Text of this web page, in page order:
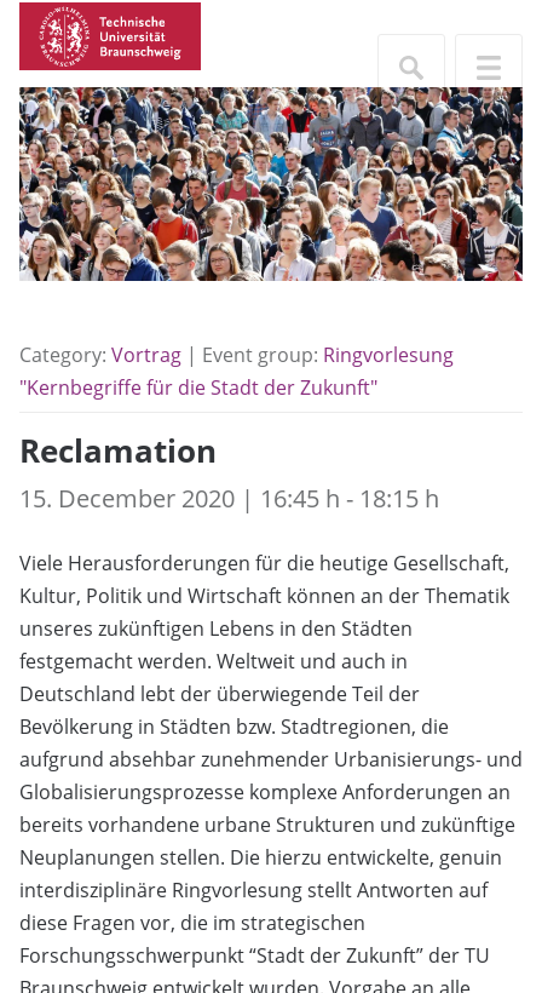
Category: Vortrag | Event group: Ringvorlesung
"Kernbegriffe für die Stadt der Zukunft"
Reclamation
15. December 2020 | 16:45 h - 18:15 h
Viele Herausforderungen für die heutige Gesellschaft,
Kultur, Politik und Wirtschaft können an der Thematik
unseres zukünftigen Lebens in den Städten
festgemacht werden. Weltweit und auch in
Deutschland lebt der überwiegende Teil der
Bevölkerung in Städten bzw. Stadtregionen, die
aufgrund absehbar zunehmender Urbanisierungs- und
Globalisierungsprozesse komplexe Anforderungen an
bereits vorhandene urbane Strukturen und zukünftige
Neuplanungen stellen. Die hierzu entwickelte, genuin
interdisziplinäre Ringvorlesung stellt Antworten auf
diese Fragen vor, die im strategischen
Forschungsschwerpunkt “Stadt der Zukunft” der TU